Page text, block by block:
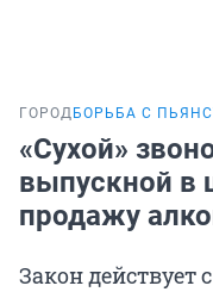
ГОРОД БОРЬБА С
«Сухой»
выпускной в
продажу
Закон действует